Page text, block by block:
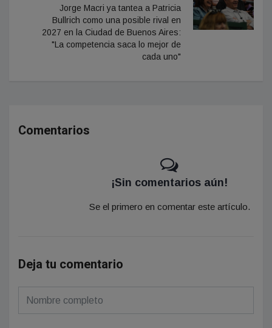
Jorge Macri ya tantea a Patricia
Bullrich como una posible rival en
2027 en la Ciudad de Buenos Aires:
"La competencia saca lo mejor de
cada uno"
Comentarios
¡Sin comentarios aún!
Se el primero en comentar este artículo.
Deja tu comentario